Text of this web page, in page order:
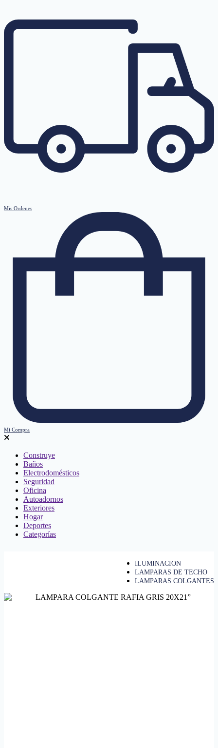
Mis Ordenes
Mi Compra
Construye
Baños
Electrodomésticos
Seguridad
Oficina
Autoadornos
Exteriores
Hogar
Deportes
Categorías
ILUMINACION
LAMPARAS DE TECHO
LAMPARAS COLGANTES